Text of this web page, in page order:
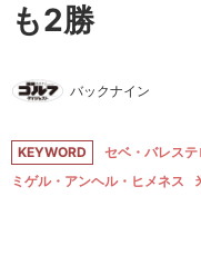
も2勝
バックナイン
KEYWORD セベ・バレステ
ミゲル・アンヘル・ヒメネス